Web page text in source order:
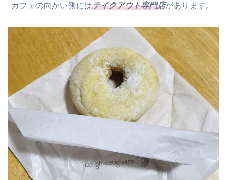
カフェの向かい側にはテイクアウト専門店があります。